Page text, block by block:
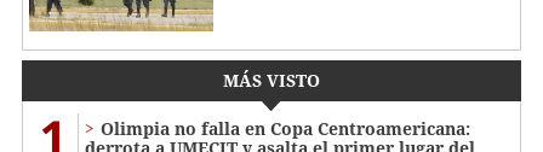
MÁS VISTO
1
Olimpia no falla en Copa Centroamericana: